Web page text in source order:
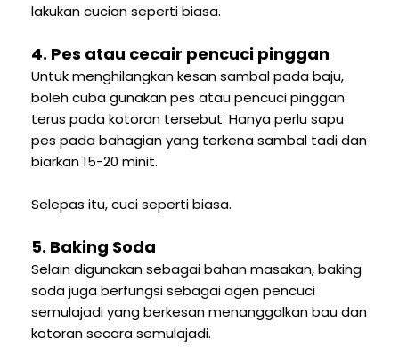
lakukan cucian seperti biasa.
4. Pes atau cecair pencuci pinggan
Untuk menghilangkan kesan sambal pada baju,
boleh cuba gunakan pes atau pencuci pinggan
terus pada kotoran tersebut. Hanya perlu sapu
pes pada bahagian yang terkena sambal tadi dan
biarkan 15-20 minit.
Selepas itu, cuci seperti biasa.
5. Baking Soda
Selain digunakan sebagai bahan masakan, baking
soda juga berfungsi sebagai agen pencuci
semulajadi yang berkesan menanggalkan bau dan
kotoran secara semulajadi.